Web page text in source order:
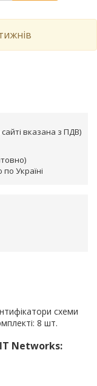
вказана з ПДВ)
Україні
схеми
8 шт.
Networks: